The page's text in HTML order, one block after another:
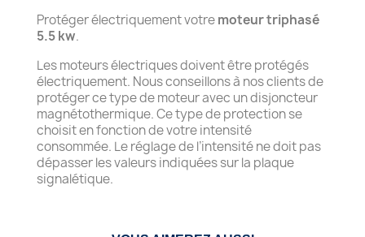
Protéger électriquement votremoteur triphasé
5.5 kw.
Les moteurs électriques doivent être protégés
électriquement. Nous conseillons à nos clients de
protéger ce type de moteur avec un disjoncteur
magnétothermique. Ce type de protection se
choisit en fonction de votre intensité
consommée. Le réglage de l’intensité ne doit pas
dépasser les valeurs indiquées sur la plaque
signalétique.